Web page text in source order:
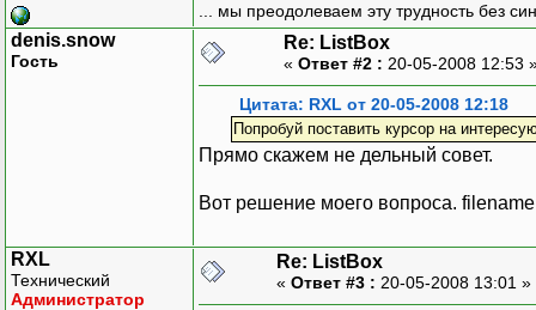
... мы преодолеваем эту трудность без
denis.snow
Гость
Re: ListBox
« Ответ #2 : 20-05-2008 12:53
Цитата: RXL от 20-05-2008 12:18
Попробуй поставить курсор на
Прямо скажем не дельный совет.
Вот решение моего вопроса.
RXL
Технический
Администратор
Re: ListBox
« Ответ #3 : 20-05-2008 13:01 »